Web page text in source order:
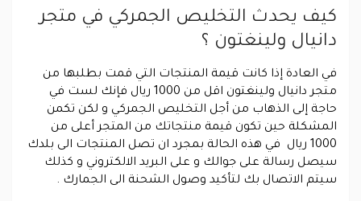
كيف يحدث التخليص الجمركي في متجر
دانيال ولينغتون ؟
في العادة إذا كانت قيمة المنتجات التي قمت بطلبها من
متجر دانيال ولينغتون اقل من 1000 ريال فإنك لست في
حاجة إلى الذهاب من أجل التخليص الجمركي و لكن تكمن
المشكلة حين تكون قيمة منتجاتك من المتجر أعلى من
1000 ريال في هذه الحالة بمجرد ان تصل المنتجات الى بلدك
سيصل رسالة على جوالك و على البريد الالكتروني و كذلك
سيتم الاتصال بك لتأكيد وصول الشحنة الى الجمارك .